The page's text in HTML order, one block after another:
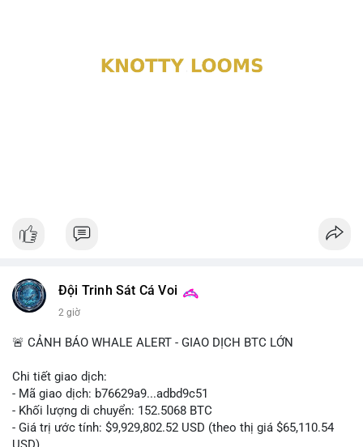
Đội Trinh Sát Cá Voi
2 giờ
🚨 CẢNH BÁO WHALE ALERT - GIAO DỊCH BTC LỚN
Chi tiết giao dịch:
- Mã giao dịch: b76629a9...adbd9c51
- Khối lượng di chuyển: 152.5068 BTC
- Giá trị ước tính: $9,929,802.52 USD (theo thị giá $65,110.54